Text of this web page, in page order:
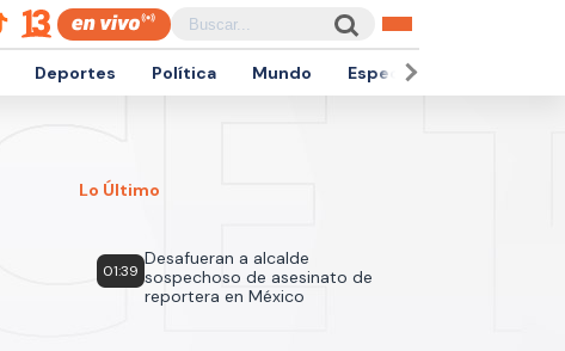
Deportes Política Mundo Espectáculos
Lo Último
01:39
Desafueran a alcalde
sospechoso de asesinato de
reportera en México